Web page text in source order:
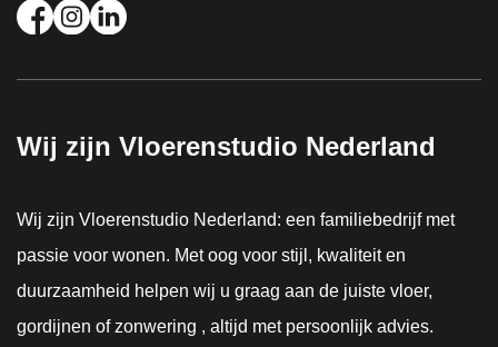
Wij zijn Vloerenstudio Nederland
Wij zijn Vloerenstudio Nederland: een familiebedrijf met
passie voor wonen. Met oog voor stijl, kwaliteit en
duurzaamheid helpen wij u graag aan de juiste vloer,
gordijnen of zonwering , altijd met persoonlijk advies.